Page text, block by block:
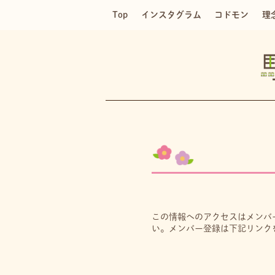
Top インスタグラム コドモン 理
この情報へのアクセスはメン
い。メンバー登録は下記リンク